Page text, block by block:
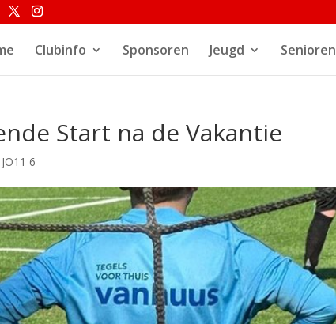
Clubinfo Sponsoren Jeugd Senioren
Start na de Vakantie
6